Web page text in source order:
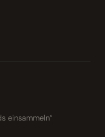
einsammeln“